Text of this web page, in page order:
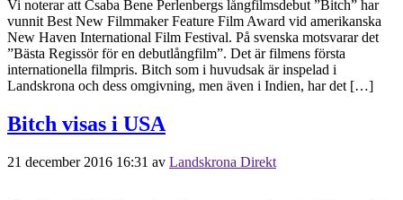
Vi noterar att Csaba Bene Perlenbergs långfilmsdebut ”Bitch” har
vunnit Best New Filmmaker Feature Film Award vid amerikanska
New Haven International Film Festival. På svenska motsvarar det
”Bästa Regissör för en debutlångfilm”. Det är filmens första
internationella filmpris. Bitch som i huvudsak är inspelad i
Landskrona och dess omgivning, men även i Indien, har det […]
Bitch visas i USA
21 december 2016 16:31 av Landskrona Direkt